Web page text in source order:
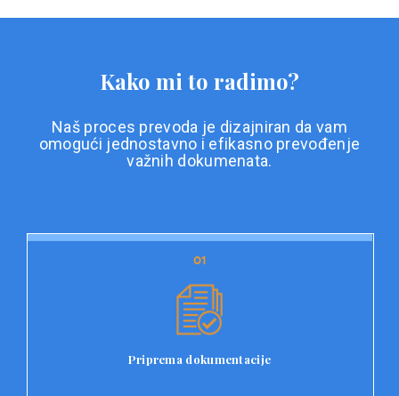
Kako mi to radimo?
Naš proces prevoda je dizajniran da vam
omogući jednostavno i efikasno prevođenje
važnih dokumenata.
01
Priprema dokumentacije
01
Prvi korak u našem procesu prevoda je priprema
dokumentacije. Korisnici jednostavno učitavaju svoje
dokumenta, kao i specifične zahtjeve za prevod.